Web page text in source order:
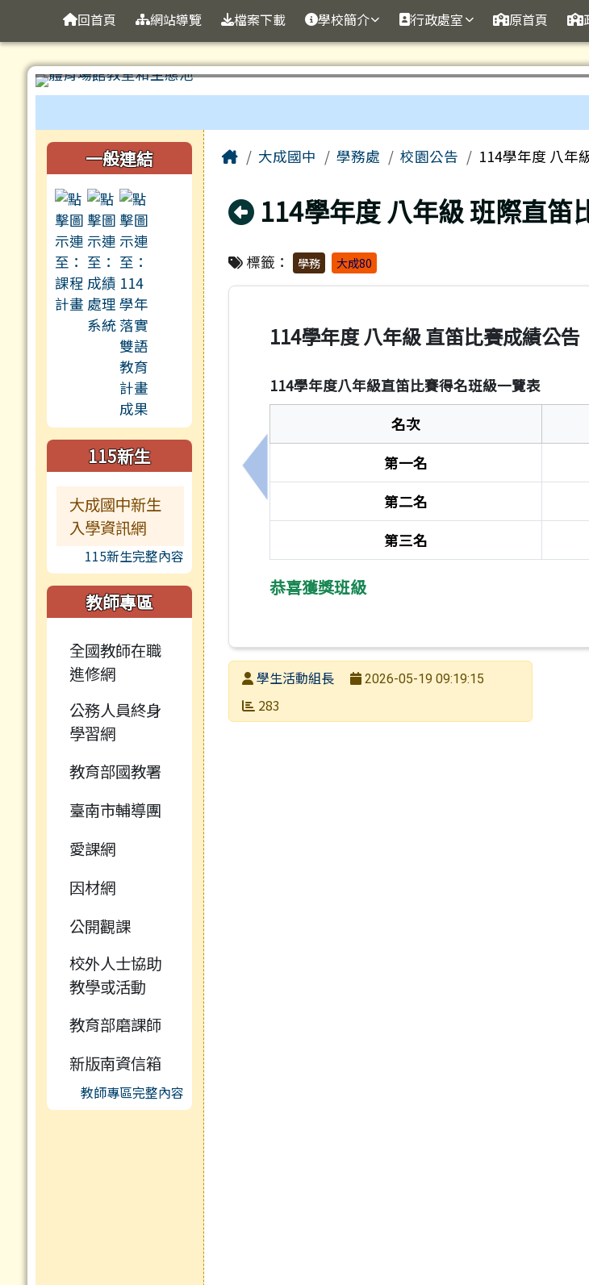
跳至主內容區
臺南市立大成國中全球資訊網
導覽列回首頁 網站導覽 檔案下載 學校簡介 行政處室 原首頁
左邊區域內容
一般連結
115新生
大成國中新生
入學資訊網
115新生完整內容
教師專區
全國教師在職
進修網
公務人員終身
學習網
教育部國教署
臺南市輔導團
愛課網
因材網
公開觀課
校外人士協助
教學或活動
教育部磨課師
新版南資信箱
教師專區完整內容
主內容區域
Home大成國中 學務處 校園公告 114學年度 八年
回上頁
114學年度 八年級 班際直笛
標籤： 學務 大成80
上一筆：114學年度 第二學期 特刊海報比賽成績公告
114學年度 八年級 直笛比賽成績公告
114學年度八年級直笛比賽得名班級一覽表
名次
第一名
第二名
第三名
恭喜獲獎班級
發布者學生活動組長
發布日期
2026-05-19 09:19:15
瀏覽次數
283
頁尾區域